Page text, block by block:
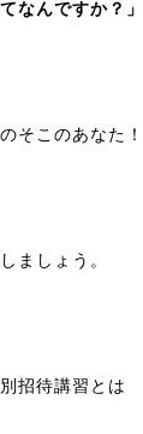
なんですか？」
そこのあなた！
ましょう。
招待講習とは